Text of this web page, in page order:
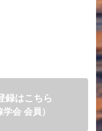
録はこちら
会 会員）